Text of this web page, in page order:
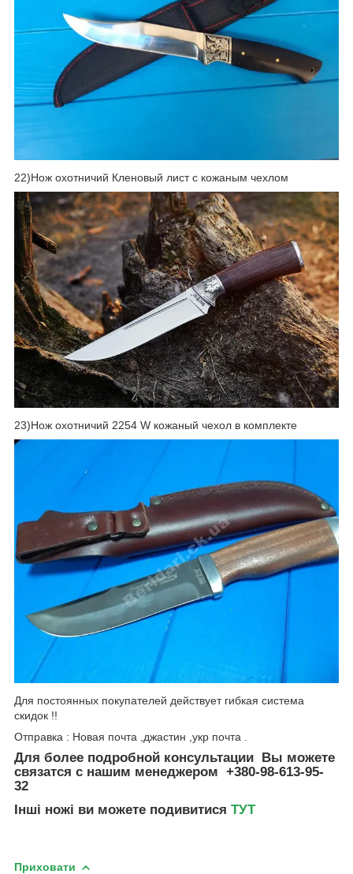
22)Нож охотничий Кленовый лист с кожаным чехлом
23)Нож охотничий 2254 W кожаный чехол в комплекте
Для постоянных покупателей действует гибкая система
скидок !!
Отправка : Новая почта ,джастин ,укр почта .
Для более подробной консультации Вы можете
связатся с нашим менеджером +380-98-613-95-
32
Інші ножі ви можете подивитися ТУТ
Приховати